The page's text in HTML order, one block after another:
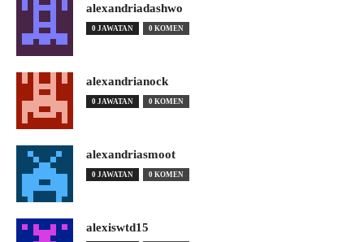
alexandriadashwo
0 JAWATAN 0 KOMEN
alexandrianock
0 JAWATAN 0 KOMEN
alexandriasmoot
0 JAWATAN 0 KOMEN
alexiswtd15